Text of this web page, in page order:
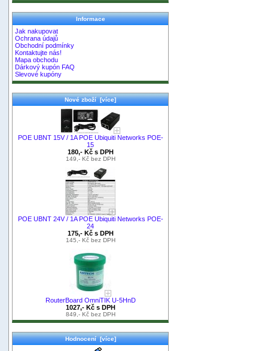
Informace
Jak nakupovat
Ochrana údajů
Obchodní podmínky
Kontaktujte nás!
Mapa obchodu
Dárkový kupón FAQ
Slevové kupóny
Nové zboží [více]
POE UBNT 15V / 1A POE Ubiquiti Networks POE-
15
180,- Kč s DPH
149,- Kč bez DPH
POE UBNT 24V / 1A POE Ubiquiti Networks POE-
24
175,- Kč s DPH
145,- Kč bez DPH
RouterBoard OmniTIK U-5HnD
1027,- Kč s DPH
849,- Kč bez DPH
Hodnocení [více]